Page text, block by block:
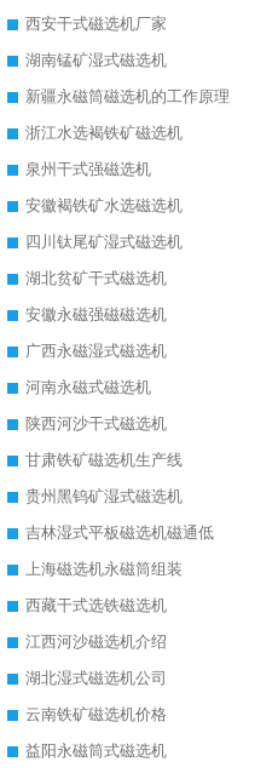
西安干式磁选机厂家
湖南锰矿湿式磁选机
新疆永磁筒磁选机的工作原理
浙江水选褐铁矿磁选机
泉州干式强磁选机
安徽褐铁矿水选磁选机
四川钛尾矿湿式磁选机
湖北贫矿干式磁选机
安徽永磁强磁磁选机
广西永磁湿式磁选机
河南永磁式磁选机
陕西河沙干式磁选机
甘肃铁矿磁选机生产线
贵州黑钨矿湿式磁选机
吉林湿式平板磁选机磁通低
上海磁选机永磁筒组装
西藏干式选铁磁选机
江西河沙磁选机介绍
湖北湿式磁选机公司
云南铁矿磁选机价格
益阳永磁筒式磁选机